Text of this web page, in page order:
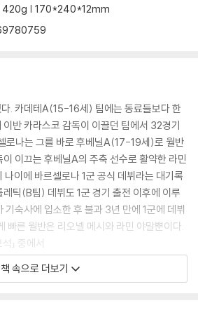
420g | 170*240*12mm
. 카데테A(15-16세) 팀에는 동료들보다 한
반 카라스코 감독이 이끌던 팀에서 32경기
로나는 그를 바로 후베닐A(17-19세)로 월반
이끄는 후베닐A의 주축 선수로 활약한 라민
이에 바르셀로나 1군 공식 데뷔라는 대기록
틱(B팀) 데뷔도 1군 경기 출전 이후에 이루
기숙사에 입소한 후 불과 3년 만에 1군에 데뷔
빠른 월반은 리오넬 메시와 라민 야말뿐이다.
」 중에서
메시와 비교됐다. 진정한 제2의 메시라는 이
못해 실패했지만 그는 달랐다. 라민 야말은
책 속으로 더보기